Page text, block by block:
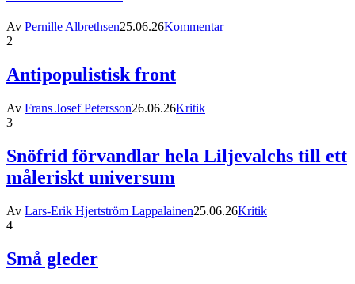
Av Pernille Albrethsen25.06.26Kommentar
2
Antipopulistisk front
Av Frans Josef Petersson26.06.26Kritik
3
Snöfrid förvandlar hela Liljevalchs till ett
måleriskt universum
Av Lars-Erik Hjertström Lappalainen25.06.26Kritik
4
Små gleder